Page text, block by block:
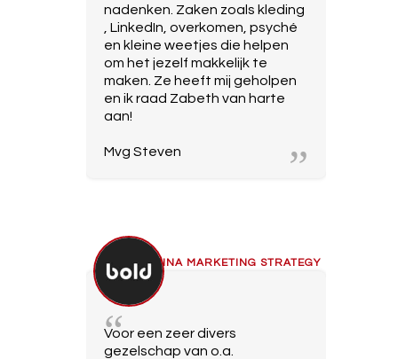
nadenken. Zaken zoals kleding
, LinkedIn, overkomen, psyché
en kleine weetjes die helpen
om het jezelf makkelijk te
maken. Ze heeft mij geholpen
en ik raad Zabeth van harte
aan!
Mvg Steven
CHINA MARKETING STRATEGY
Voor een zeer divers
gezelschap van o.a.